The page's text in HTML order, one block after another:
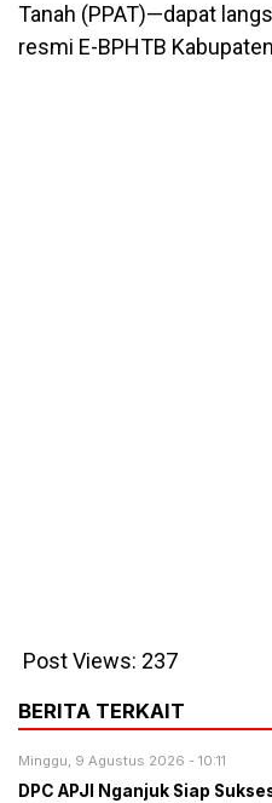
Tanah (PPAT)—dapat
resmi E-BPHTB
Post Views: 237
BERITA TERKAIT
Minggu, 9 Agustus 2026 - 10:11
DPC APJI Nganjuk Siap